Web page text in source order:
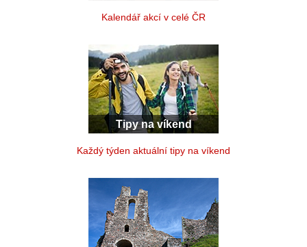
Kalendář akcí v celé ČR
Tipy na víkend
Každý týden aktuální tipy na víkend